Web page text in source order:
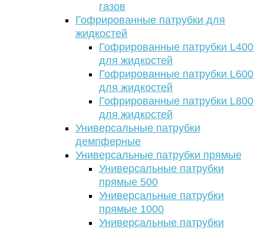
газов
Гофрированные патрубки для
жидкостей
Гофрированные патрубки L400
для жидкостей
Гофрированные патрубки L600
для жидкостей
Гофрированные патрубки L800
для жидкостей
Универсальные патрубки
демпферные
Универсальные патрубки прямые
Универсальные патрубки
прямые 500
Универсальные патрубки
прямые 1000
Универсальные патрубки